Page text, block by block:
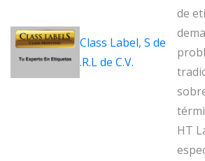
Class Label, S de
.R.L de C.V.
de
HT